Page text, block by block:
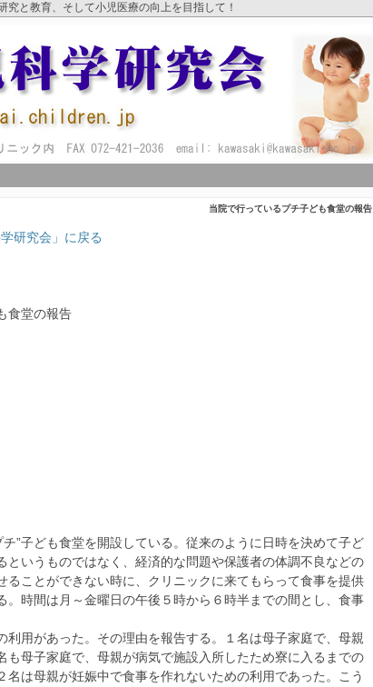
と教育、そして小児医療の向上を目指して！
当院で行っているプチ子ども食堂の報告
研究会」に戻る
食堂の報告
”子ども食堂を開設している。従来のように日時を決めて子ど
というものではなく、経済的な問題や保護者の体調不良などの
ることができない時に、クリニックに来てもらって食事を提供
。時間は月～金曜日の午後５時から６時半までの間とし、食事
用があった。その理由を報告する。１名は母子家庭で、母親
も母子家庭で、母親が病気で施設入所したため寮に入るまでの
名は母親が妊娠中で食事を作れないための利用であった。こう